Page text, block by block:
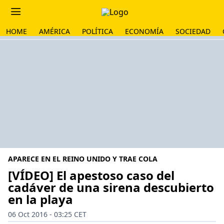
HOME AMÉRICA POLÍTICA ECONOMÍA SOCIEDAD
APARECE EN EL REINO UNIDO Y TRAE COLA
[VÍDEO] El apestoso caso del
cadáver de una sirena descubierto
en la playa
06 Oct 2016 - 03:25 CET